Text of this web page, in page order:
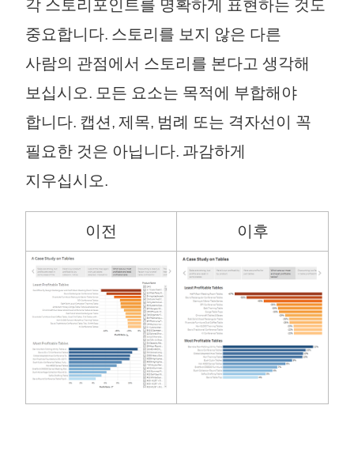
각 스토리포인트를 명확하게 표현하는 것도
중요합니다. 스토리를 보지 않은 다른
사람의 관점에서 스토리를 본다고 생각해
보십시오. 모든 요소는 목적에 부합해야
합니다. 캡션, 제목, 범례 또는 격자선이 꼭
필요한 것은 아닙니다. 과감하게
지우십시오.
이전 이후